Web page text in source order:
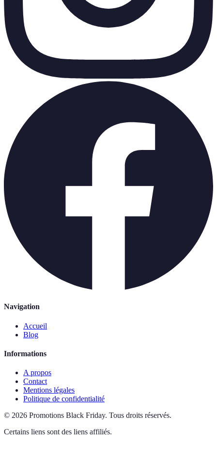
Navigation
Accueil
Blog
Informations
A propos
Contact
Mentions légales
Politique de confidentialité
© 2026 Promotions Black Friday. Tous droits réservés.
Certains liens sont des liens affiliés.